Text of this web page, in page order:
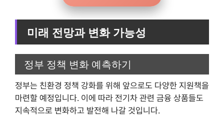
미래 전망과 변화 가능성
정부 정책 변화 예측하기
정부는 친환경 정책 강화를 위해 앞으로도 다양한 지원책을
마련할 예정입니다. 이에 따라 전기차 관련 금융 상품들도
지속적으로 변화하고 발전해 나갈 것입니다.